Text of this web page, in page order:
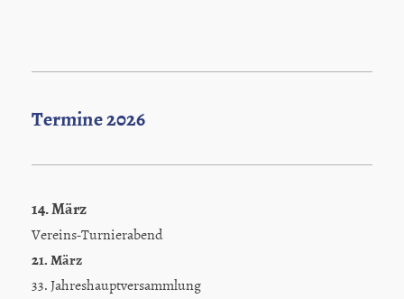
Termine 2026
14. März
Vereins-Turnierabend
21. März
33. Jahreshauptversammlung